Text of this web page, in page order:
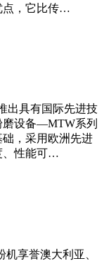
点，它比传…
出具有国际先进技
磨设备—MTW系列
，采用欧洲先进
、性能可…
享誉澳大利亚、